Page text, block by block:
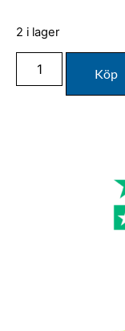
2 i lager
Köp